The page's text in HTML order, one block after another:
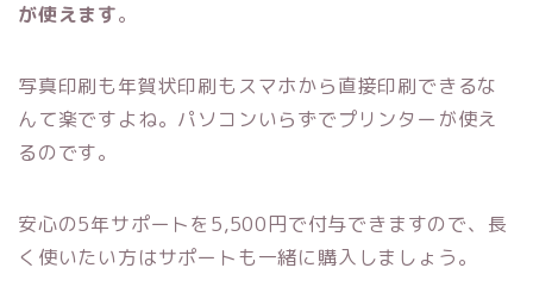
が使えます。
写真印刷も年賀状印刷もスマホから直接印刷できるな
んて楽ですよね。パソコンいらずでプリンターが使え
るのです。
安心の5年サポートを5,500円で付与できますので、長
く使いたい方はサポートも一緒に購入しましょう。